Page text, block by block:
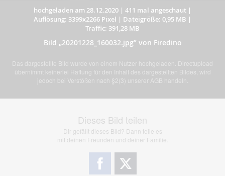
hochgeladen am 28.12.2020 | 411 mal angeschaut |
Auflösung: 3399x2266 Pixel | Dateigröße: 0,95 MB |
Traffic: 391,28 MB
Bild „20201228_160032.jpg” von Firedino
Das dargestellte Bild wurde von einem Nutzer hochgeladen. Directupload
übernimmt keinerlei Haftung für den Inhalt des dargestellten Bildes, wird
jedoch bei Verstößen nach §2(3) unserer AGB handeln.
Dieses Bild teilen
Dir gefällt dieses Bild? Dann teile es
mit deinen Freunden und deiner Familie.